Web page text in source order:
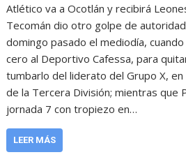
Atlético va a Ocotlán y recibirá
Tecomán dio otro golpe de
domingo pasado el mediodía,
cero al Deportivo Cafessa, para
tumbarlo del liderato del Grupo X,
de la Tercera División; mientras que
jornada 7 con tropiezo en…
LEER MÁS